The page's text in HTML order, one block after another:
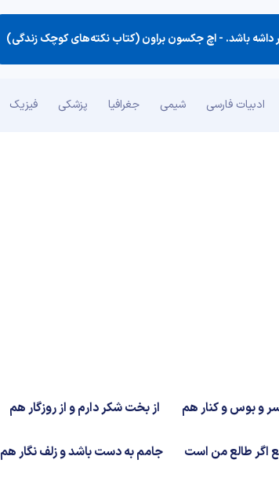
داشه باشد. -اچ جکسون براون (کتاب نکته‌های کوچک زندگی)
ادبیات فارسی شیمی جغرافیا پزشکی فیزیک
و بوس و کنار هم از بخت شکر دارم و از روزگار هم
اگر طالع من است جامم به دست باشد و زلف نگار هم